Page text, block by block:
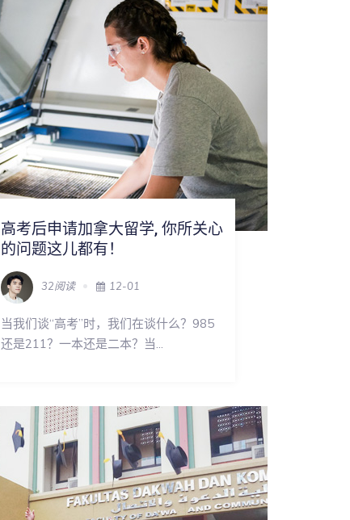
高考后申请加拿大留学, 你所关心
的问题这儿都有！
32阅读 12-01
当我们谈“高考”时，我们在谈什么？985
还是211？一本还是二本？当...